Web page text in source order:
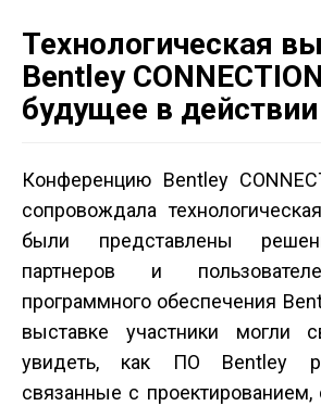
Технологическая
Bentley
будущее в действии
Конференцию Bentley
сопровождала
были представлены
партнеров и
программного обеспечения
выставке участники могли
увидеть, как ПО Bentley
связанные с проектированием,